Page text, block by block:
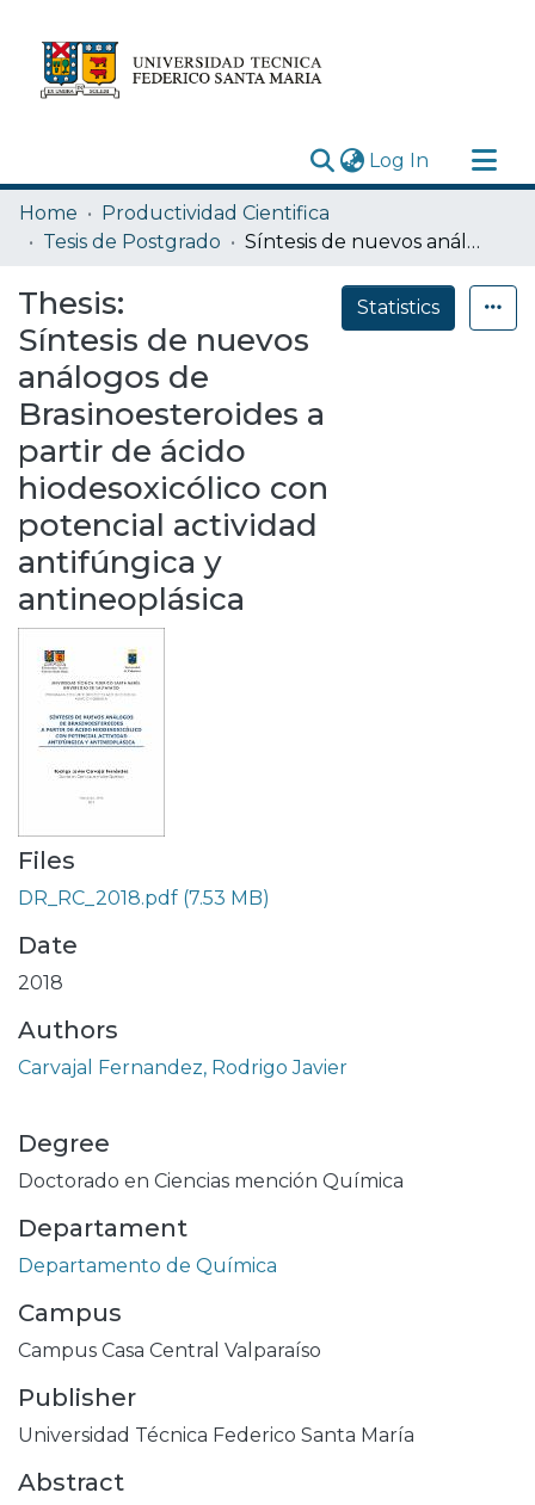
Log In (current)
Research Outputs
Statistics
Depósito
Home
Productividad Cientifica
Tesis de Postgrado
Síntesis de nuevos análogos de Brasinoesteroides a partir de ácido hiodesoxicólico con potencial actividad antifúngica y antineoplásica
Thesis:
Síntesis de nuevos
análogos de
Brasinoesteroides a
partir de ácido
hiodesoxicólico con
potencial actividad
antifúngica y
antineoplásica
Statistics
Files
DR_RC_2018.pdf (7.53 MB)
Date
2018
Authors
Carvajal Fernandez, Rodrigo Javier
Degree
Doctorado en Ciencias mención Química
Departament
Departamento de Química
Campus
Campus Casa Central Valparaíso
Publisher
Universidad Técnica Federico Santa María
Abstract